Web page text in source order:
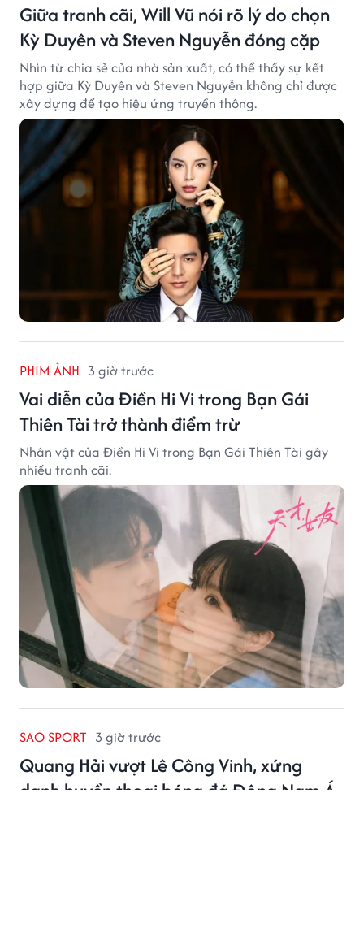
Giữa tranh cãi, Will Vũ nói rõ lý do chọn
Kỳ Duyên và Steven Nguyễn đóng cặp
Nhìn từ chia sẻ của nhà sản xuất, có thể thấy sự kết
hợp giữa Kỳ Duyên và Steven Nguyễn không chỉ được
xây dựng để tạo hiệu ứng truyền thông.
PHIM ẢNH 3 giờ trước
Vai diễn của Điền Hi Vi trong Bạn Gái
Thiên Tài trở thành điểm trừ
Nhân vật của Điền Hi Vi trong Bạn Gái Thiên Tài gây
nhiều tranh cãi.
SAO SPORT 3 giờ trước
Quang Hải vượt Lê Công Vinh, xứng
danh huyền thoại bóng đá Đông Nam Á